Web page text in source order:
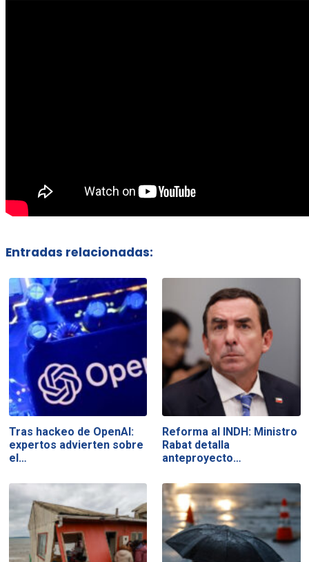
Entradas relacionadas:
Tras hackeo de OpenAI:
expertos advierten sobre
el…
Reforma al INDH: Ministro
Rabat detalla
anteproyecto…